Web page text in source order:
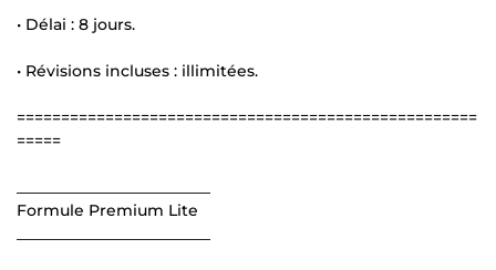
• Délai : 8 jours.
• Révisions incluses : illimitées.
====================================================
=====
Formule Premium Lite